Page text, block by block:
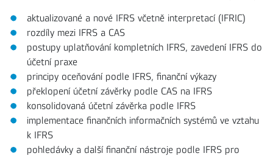
aktualizované a nové IFRS včetně interpretací (IFRIC)
rozdíly mezi IFRS a CAS
postupy uplatňování kompletních IFRS, zavedení IFRS do
účetní praxe
principy oceňování podle IFRS, finanční výkazy
překlopení účetní závěrky podle CAS na IFRS
konsolidovaná účetní závěrka podle IFRS
implementace finančních informačních systémů ve vztahu
k IFRS
pohledávky a další finanční nástroje podle IFRS pro